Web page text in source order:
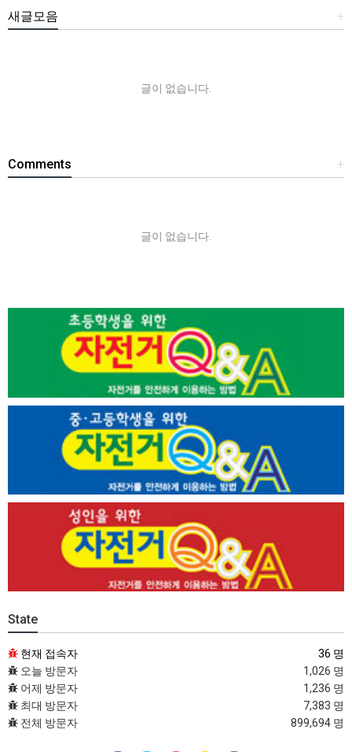
+
새글모음
글이 없습니다.
+
Comments
글이 없습니다.
State
현재 접속자
36 명
오늘 방문자
1,026 명
어제 방문자
1,236 명
최대 방문자
7,383 명
전체 방문자
899,694 명